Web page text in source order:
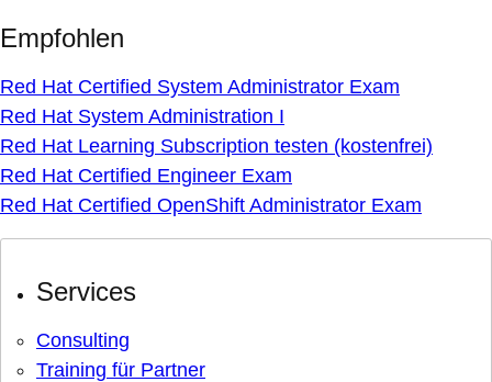
Empfohlen
Red Hat Certified System Administrator Exam
Red Hat System Administration I
Red Hat Learning Subscription testen (kostenfrei)
Red Hat Certified Engineer Exam
Red Hat Certified OpenShift Administrator Exam
Services
Consulting
Training für Partner